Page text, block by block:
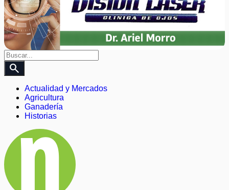
search
Actualidad y Mercados
Agricultura
Ganadería
Historias